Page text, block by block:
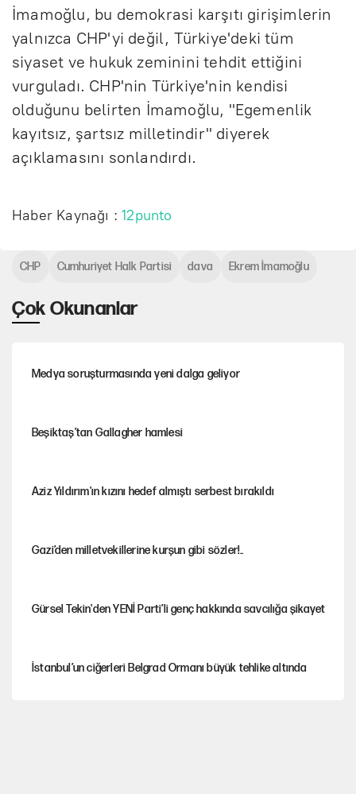
İmamoğlu, bu demokrasi karşıtı girişimlerin
yalnızca CHP'yi değil, Türkiye'deki tüm
siyaset ve hukuk zeminini tehdit ettiğini
vurguladı. CHP'nin Türkiye'nin kendisi
olduğunu belirten İmamoğlu, "Egemenlik
kayıtsız, şartsız milletindir" diyerek
açıklamasını sonlandırdı.
Haber Kaynağı :12punto
Çok Okunanlar
Medya soruşturmasında yeni dalga geliyor
Beşiktaş’tan Gallagher hamlesi
Aziz Yıldırım'ın kızını hedef almıştı serbest bırakıldı
Gazi’den milletvekillerine kurşun gibi sözler!..
Gürsel Tekin'den YENİ Parti’li genç hakkında savcılığa şikayet
İstanbul’un ciğerleri Belgrad Ormanı büyük tehlike altında
CHP Cumhuriyet Halk Partisi dava Ekrem İmamoğlu